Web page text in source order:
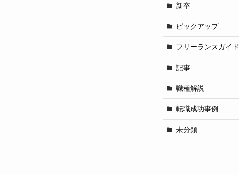
新卒
ピックアップ
フリーランスガイド
記事
職種解説
転職成功事例
未分類